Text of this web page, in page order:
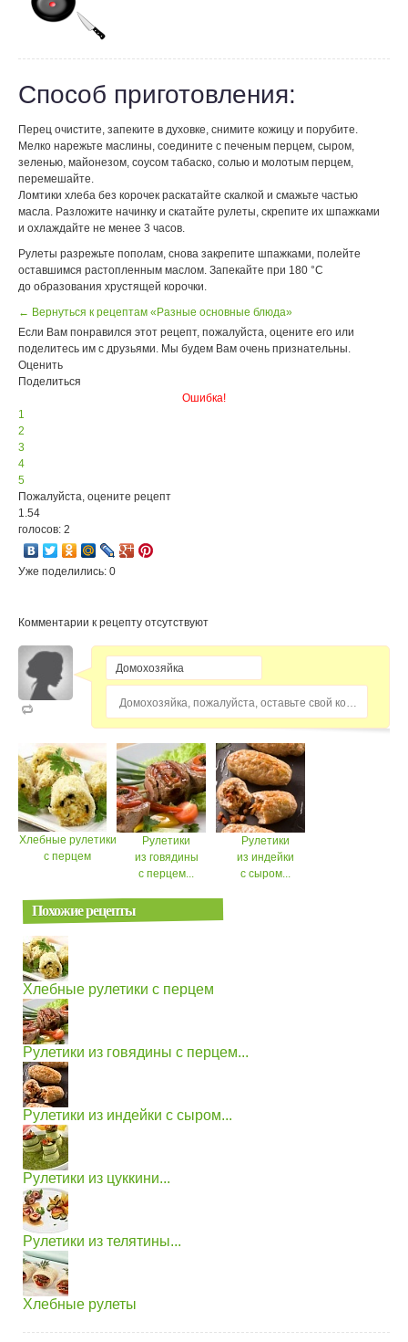
Способ приготовления:
Перец очистите, запеките в духовке, снимите кожицу и порубите.
Мелко нарежьте маслины, соедините с печеным перцем, сыром,
зеленью, майонезом, соусом табаско, солью и молотым перцем,
перемешайте.
Ломтики хлеба без корочек раскатайте скалкой и смажьте частью
масла. Разложите начинку и скатайте рулеты, скрепите их шпажками
и охлаждайте не менее 3 часов.
Рулеты разрежьте пополам, снова закрепите шпажками, полейте
оставшимся растопленным маслом. Запекайте при 180 °С
до образования хрустящей корочки.
← Вернуться к рецептам «Разные основные блюда»
Если Вам понравился этот рецепт, пожалуйста, оцените его или
поделитесь им с друзьями. Мы будем Вам очень признательны.
Оценить
Поделиться
Ошибка!
1
2
3
4
5
Пожалуйста, оцените рецепт
1.54
голосов: 2
Уже поделились: 0
Комментарии к рецепту отсутствуют
Домохозяйка, пожалуйста, оставьте свой комментарий...
Хлебные рулетики
с перцем
Рулетики
из говядины
с перцем...
Рулетики
из индейки
с сыром...
Похожие рецепты
Хлебные рулетики с перцем
Рулетики из говядины с перцем...
Рулетики из индейки с сыром...
Рулетики из цуккини...
Рулетики из телятины...
Хлебные рулеты